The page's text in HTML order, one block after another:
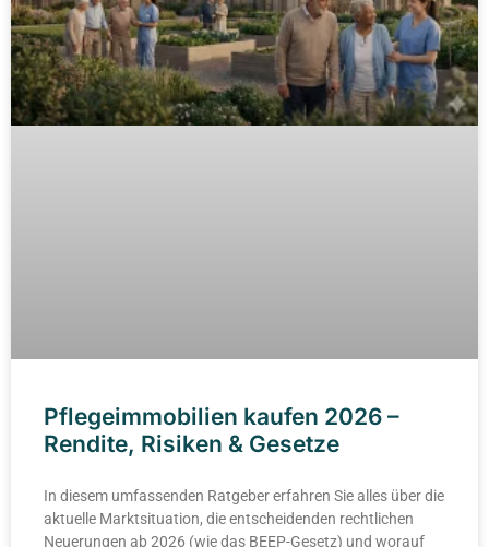
Pflegeimmobilien kaufen 2026 –
Rendite, Risiken & Gesetze
In diesem umfassenden Ratgeber erfahren Sie alles über die
aktuelle Marktsituation, die entscheidenden rechtlichen
Neuerungen ab 2026 (wie das BEEP-Gesetz) und worauf